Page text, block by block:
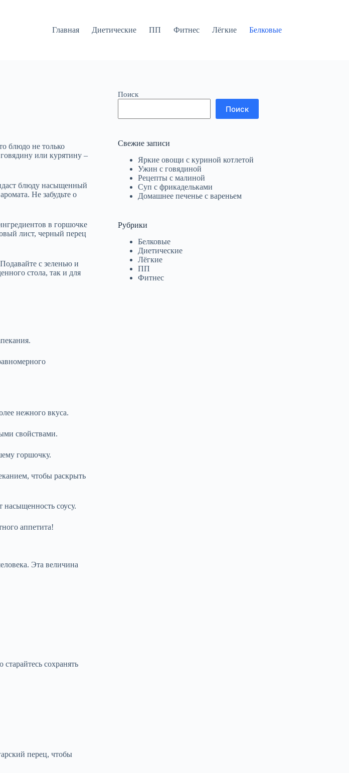
Главная Диетические ПП Фитнес Лёгкие Белковые
блюдо не только
или курятину –
блюду насыщенный
Не забудьте о
в горшочке
лист, черный перец
с зеленью и
стола, так и для
нежного вкуса.
свойствами.
горшочку.
чтобы раскрыть
соусу.
аппетита!
Эта величина
сохранять
перец, чтобы
Поиск
Поиск
Свежие записи
Яркие овощи с куриной котлетой
Ужин с говядиной
Рецепты с малиной
Суп с фрикадельками
Домашнее печенье с вареньем
Рубрики
Белковые
Диетические
Лёгкие
ПП
Фитнес